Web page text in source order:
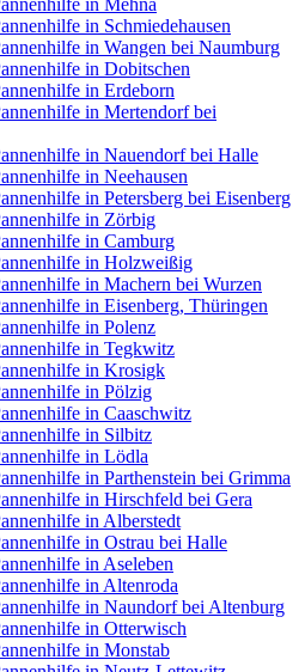
in Mehna
in Schmiedehausen
in Wangen bei Naumburg
in Dobitschen
in Erdeborn
in Mertendorf bei
in Nauendorf bei Halle
in Neehausen
in Petersberg bei Eisenberg
in Zörbig
in Camburg
in Holzweißig
in Machern bei Wurzen
in Eisenberg, Thüringen
in Polenz
in Tegkwitz
in Krosigk
in Pölzig
in Caaschwitz
in Silbitz
in Lödla
in Parthenstein bei Grimma
in Hirschfeld bei Gera
in Alberstedt
in Ostrau bei Halle
in Aseleben
in Altenroda
in Naundorf bei Altenburg
in Otterwisch
in Monstab